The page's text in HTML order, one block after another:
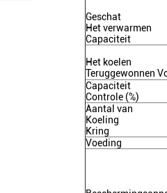
Geschat
Het verwarmen
Capaciteit
Het koelen
Teruggewonnen
Capaciteit
Controle (%)
Aantal van
Koeling
Kring
Voeding